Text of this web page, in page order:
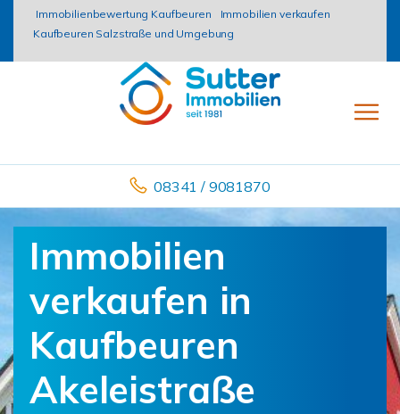
Immobilienbewertung Kaufbeuren
Immobilien verkaufen
Kaufbeuren Salzstraße und Umgebung
08341 / 9081870
Immobilien
verkaufen in
Kaufbeuren
Akeleistraße